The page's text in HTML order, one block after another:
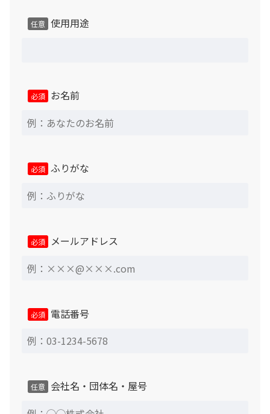
任意 使用用途
必須 お名前
必須 ふりがな
必須 メールアドレス
必須 電話番号
任意 会社名・団体名・屋号